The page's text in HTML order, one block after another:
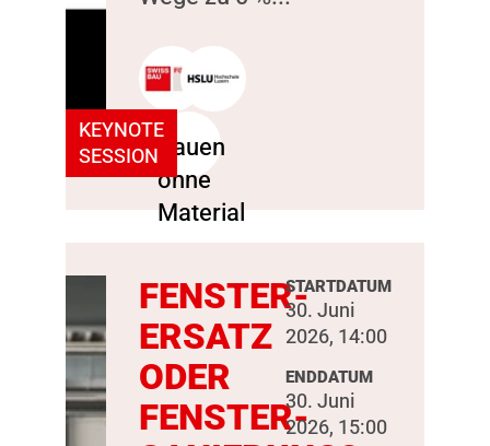
KEYNOTE
SESSION
FENSTER-
ERSATZ
ODER
FENSTER-
STARTDATUM
30. Juni
2026, 14:00
ENDDATUM
30. Juni
2026, 15:00